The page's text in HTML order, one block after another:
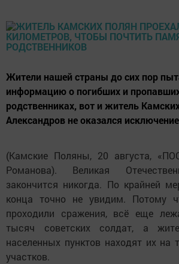
Жители нашей страны до сих пор
информацию о погибших и
родственниках, вот и житель
Александров не оказался
(Камские Поляны, 20 августа,
Романова). Великая
закончится никогда. По крайней
конца точно не увидим. Потому
проходили сражения, всё еще
тысяч советских солдат, а
населенных пунктов находят их на
участков.